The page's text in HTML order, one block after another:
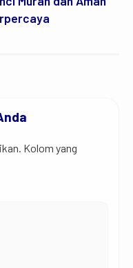
Kolom yang